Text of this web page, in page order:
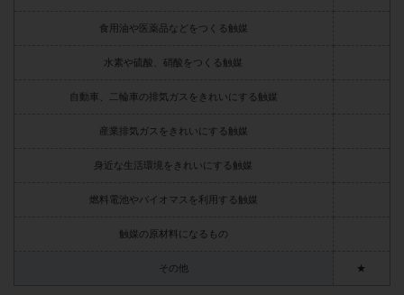
食用油や医薬品などをつくる触媒
水素や硫酸、硝酸をつくる触媒
自動車、二輪車の排気ガスをきれいにする触媒
産業排気ガスをきれいにする触媒
身近な生活環境をきれいにする触媒
燃料電池やバイオマスを利用する触媒
触媒の原材料になるもの
その他 ★